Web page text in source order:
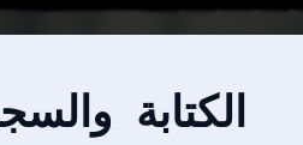
الكتابة